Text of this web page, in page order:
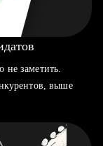
не заметить.
выше